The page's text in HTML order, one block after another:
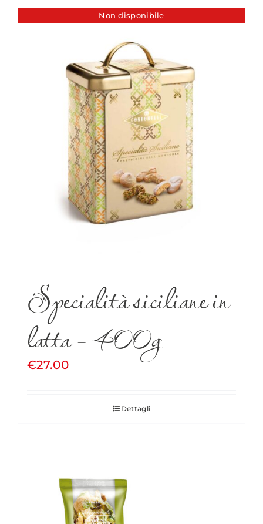
Non disponibile
Specialità siciliane in
latta – 400g
€27.00
Dettagli